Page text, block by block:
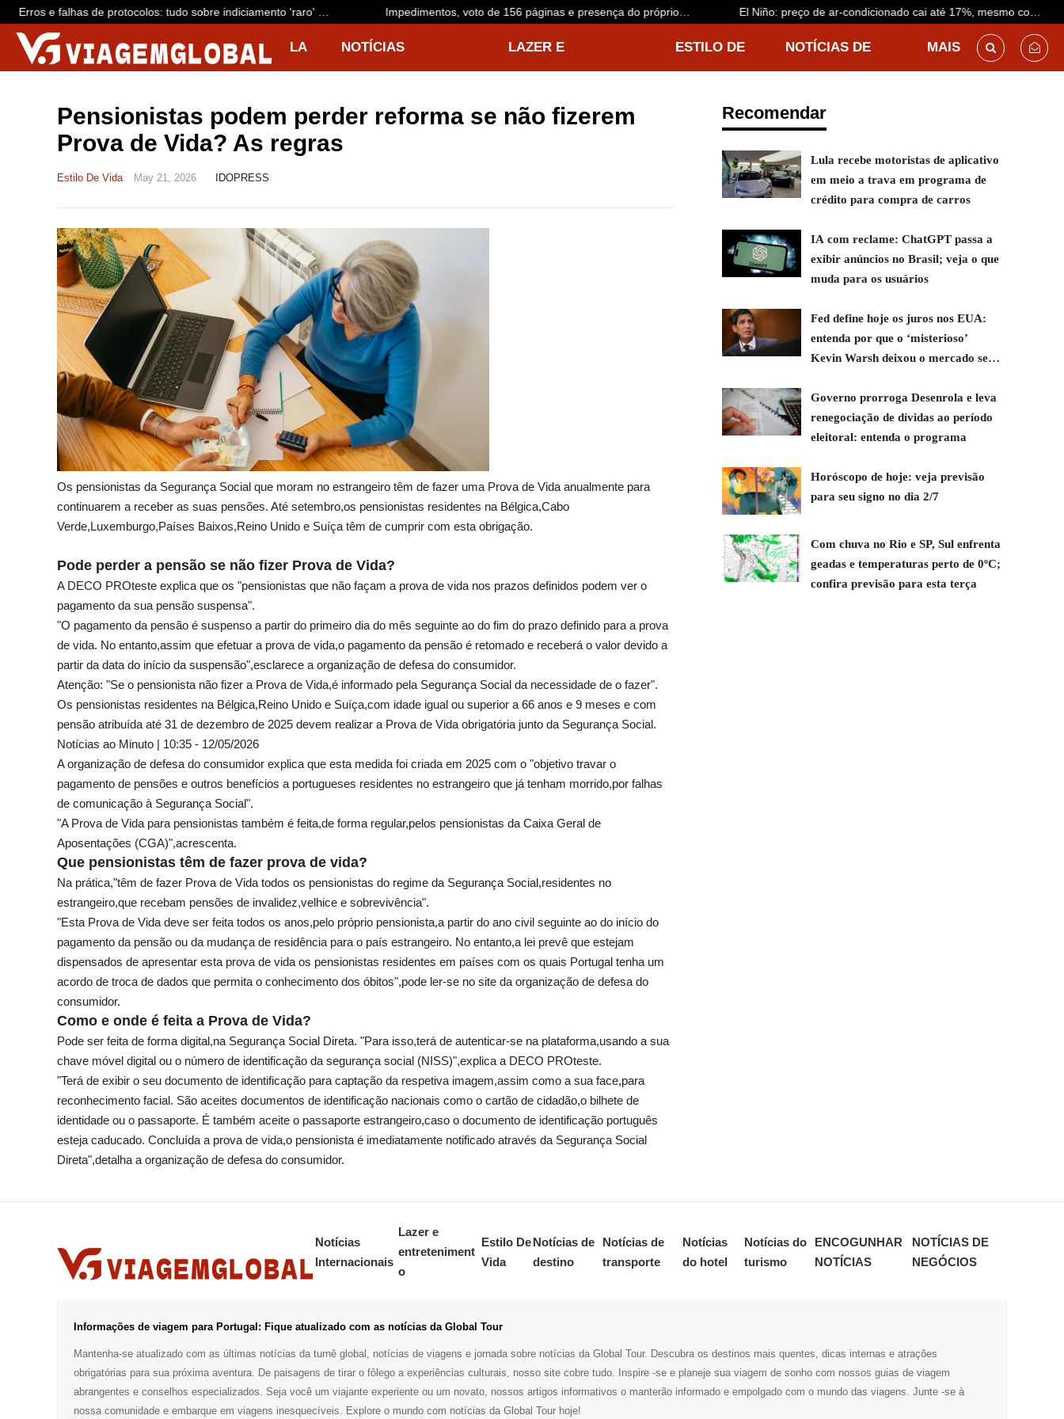
Erros e falhas de protocolos: tudo sobre indiciamento 'raro' de
dono da Voepass e mais 15 por queda de avião que matou 62
Impedimentos, voto de 156 páginas e presença do próprio
El Niño: preço de ar-condicionado cai até 17%, mesmo com
LA NOTÍCIAS LAZER E ESTILO DE NOTÍCIAS DE MAIS
Pensionistas podem perder reforma se não fizerem
Prova de Vida? As regras
Estilo De Vida May 21, 2026 IDOPRESS
Os pensionistas da Segurança Social que moram no estrangeiro têm de fazer uma Prova de Vida anualmente para
continuarem a receber as suas pensões. Até setembro,os pensionistas residentes na Bélgica,Cabo
Verde,Luxemburgo,Países Baixos,Reino Unido e Suíça têm de cumprir com esta obrigação.
Pode perder a pensão se não fizer Prova de Vida?
A DECO PROteste explica que os "pensionistas que não façam a prova de vida nos prazos definidos podem ver o
pagamento da sua pensão suspensa".
"O pagamento da pensão é suspenso a partir do primeiro dia do mês seguinte ao do fim do prazo definido para a prova
de vida. No entanto,assim que efetuar a prova de vida,o pagamento da pensão é retomado e receberá o valor devido a
partir da data do início da suspensão",esclarece a organização de defesa do consumidor.
Atenção: "Se o pensionista não fizer a Prova de Vida,é informado pela Segurança Social da necessidade de o fazer".
Os pensionistas residentes na Bélgica,Reino Unido e Suíça,com idade igual ou superior a 66 anos e 9 meses e com
pensão atribuída até 31 de dezembro de 2025 devem realizar a Prova de Vida obrigatória junto da Segurança Social.
Notícias ao Minuto | 10:35 - 12/05/2026
A organização de defesa do consumidor explica que esta medida foi criada em 2025 com o "objetivo travar o
pagamento de pensões e outros benefícios a portugueses residentes no estrangeiro que já tenham morrido,por falhas
de comunicação à Segurança Social".
"A Prova de Vida para pensionistas também é feita,de forma regular,pelos pensionistas da Caixa Geral de
Aposentações (CGA)",acrescenta.
Que pensionistas têm de fazer prova de vida?
Na prática,"têm de fazer Prova de Vida todos os pensionistas do regime da Segurança Social,residentes no
estrangeiro,que recebam pensões de invalidez,velhice e sobrevivência".
"Esta Prova de Vida deve ser feita todos os anos,pelo próprio pensionista,a partir do ano civil seguinte ao do início do
pagamento da pensão ou da mudança de residência para o país estrangeiro. No entanto,a lei prevê que estejam
dispensados de apresentar esta prova de vida os pensionistas residentes em países com os quais Portugal tenha um
acordo de troca de dados que permita o conhecimento dos óbitos",pode ler-se no site da organização de defesa do
consumidor.
Como e onde é feita a Prova de Vida?
Pode ser feita de forma digital,na Segurança Social Direta. "Para isso,terá de autenticar-se na plataforma,usando a sua
chave móvel digital ou o número de identificação da segurança social (NISS)",explica a DECO PROteste.
"Terá de exibir o seu documento de identificação para captação da respetiva imagem,assim como a sua face,para
reconhecimento facial. São aceites documentos de identificação nacionais como o cartão de cidadão,o bilhete de
identidade ou o passaporte. É também aceite o passaporte estrangeiro,caso o documento de identificação português
esteja caducado. Concluída a prova de vida,o pensionista é imediatamente notificado através da Segurança Social
Direta",detalha a organização de defesa do consumidor.
Recomendar
Lula recebe motoristas de aplicativo
em meio a trava em programa de
crédito para compra de carros
IA com reclame: ChatGPT passa a
exibir anúncios no Brasil; veja o que
muda para os usuários
Fed define hoje os juros nos EUA:
entenda por que o ‘misterioso’
Kevin Warsh deixou o mercado sem
Governo prorroga Desenrola e leva
renegociação de dívidas ao período
eleitoral: entenda o programa
Horóscopo de hoje: veja previsão
para seu signo no dia 2/7
Com chuva no Rio e SP, Sul enfrenta
geadas e temperaturas perto de 0ºC;
confira previsão para esta terça
Notícias
Internacionais
Lazer e
entreteniment
o
Estilo De
Vida
Notícias de
destino
Notícias de
transporte
Notícias
do hotel
Notícias do
turismo
ENCOGUNHAR
NOTÍCIAS
NOTÍCIAS DE
NEGÓCIOS
Informações de viagem para Portugal: Fique atualizado com as notícias da Global Tour
Mantenha-se atualizado com as últimas notícias da turnê global, notícias de viagens e jornada sobre notícias da Global Tour. Descubra os destinos mais quentes, dicas internas e atrações
obrigatórias para sua próxima aventura. De paisagens de tirar o fôlego a experiências culturais, nosso site cobre tudo. Inspire -se e planeje sua viagem de sonho com nossos guias de viagem
abrangentes e conselhos especializados. Seja você um viajante experiente ou um novato, nossos artigos informativos o manterão informado e empolgado com o mundo das viagens. Junte -se à
nossa comunidade e embarque em viagens inesquecíveis. Explore o mundo com notícias da Global Tour hoje!